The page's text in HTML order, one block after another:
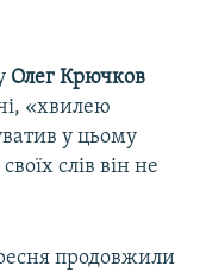
Олег Крючков
«хвилею
у цьому
слів він не
продовжили